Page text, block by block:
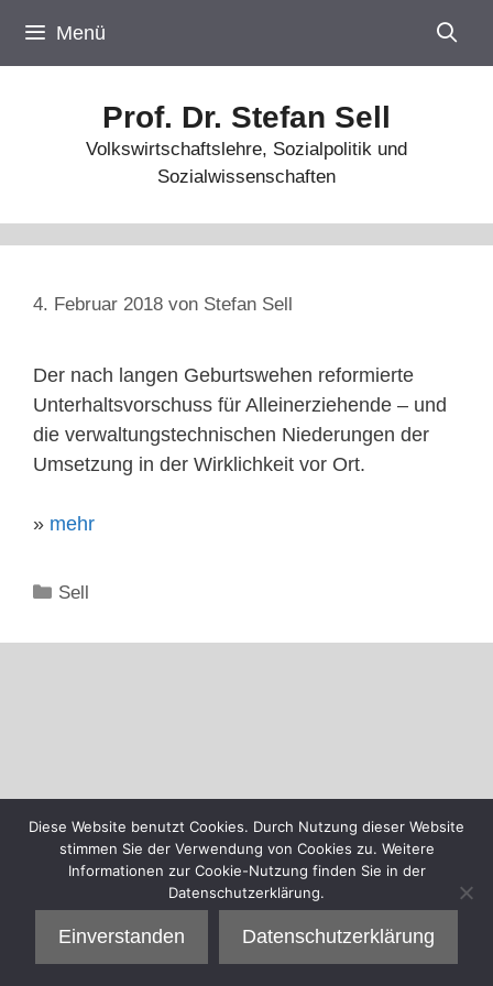
Inhalt
springen
Menü
Prof. Dr. Stefan Sell
Volkswirtschaftslehre, Sozialpolitik und
Sozialwissenschaften
4. Februar 2018 von Stefan Sell
Der nach langen Geburtswehen reformierte
Unterhaltsvorschuss für Alleinerziehende – und
die verwaltungstechnischen Niederungen der
Umsetzung in der Wirklichkeit vor Ort.
» mehr
Kategorien
Sell
Diese Website benutzt Cookies. Durch Nutzung dieser Website
stimmen Sie der Verwendung von Cookies zu. Weitere
Informationen zur Cookie-Nutzung finden Sie in der
Datenschutzerklärung.
Einverstanden Datenschutzerklärung